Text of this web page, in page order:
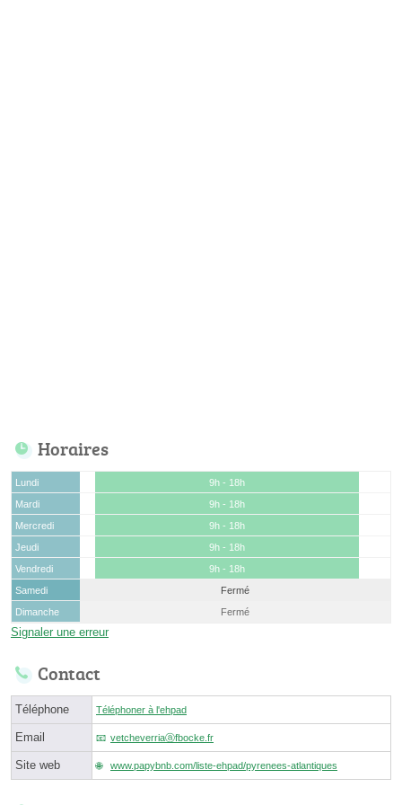
Horaires
Lundi
9h - 18h
Mardi
9h - 18h
Mercredi
9h - 18h
Jeudi
9h - 18h
Vendredi
9h - 18h
Samedi
Fermé
Dimanche
Fermé
Signaler une erreur
Contact
Téléphone Téléphoner à l'ehpad
Email vetcheverriaⓐfbocke.fr
Site web www.papybnb.com/liste-ehpad/pyrenees-atlantiques